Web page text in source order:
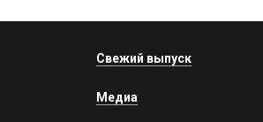
Свежий выпуск
Медиа